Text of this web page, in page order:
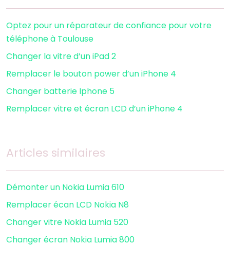
Optez pour un réparateur de confiance pour votre
téléphone à Toulouse
Changer la vitre d’un iPad 2
Remplacer le bouton power d’un iPhone 4
Changer batterie Iphone 5
Remplacer vitre et écran LCD d’un iPhone 4
Articles similaires
Démonter un Nokia Lumia 610
Remplacer écan LCD Nokia N8
Changer vitre Nokia Lumia 520
Changer écran Nokia Lumia 800